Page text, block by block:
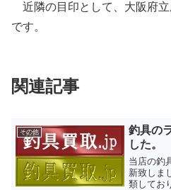
近隣の目印として、大阪府
です。
関連記事
その他
釣具の
した。
当店の釣
新致しま
類してお